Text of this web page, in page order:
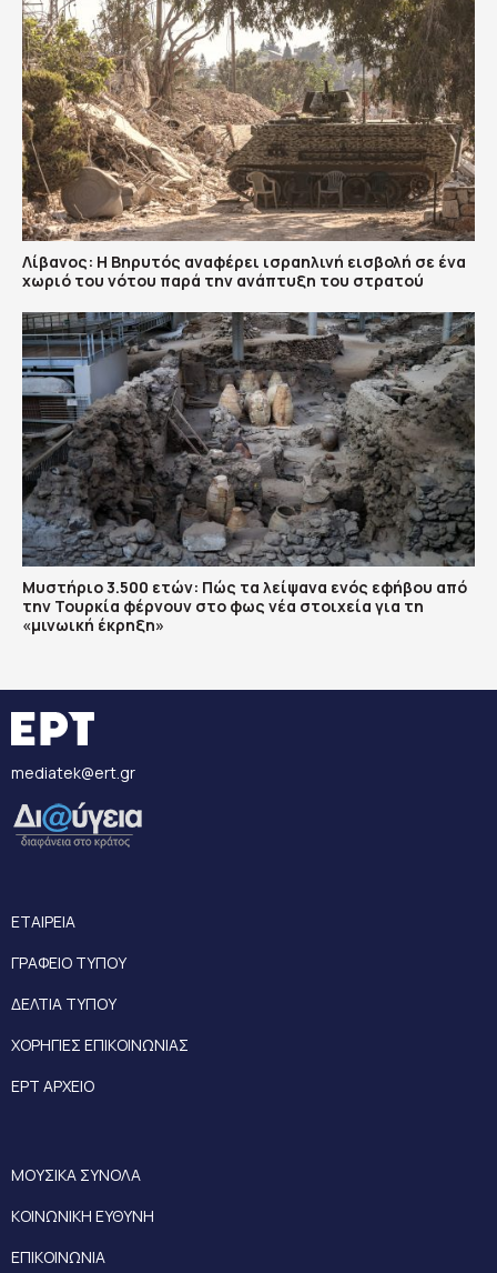
Λίβανος: Η Βηρυτός αναφέρει ισραηλινή εισβολή σε ένα
χωριό του νότου παρά την ανάπτυξη του στρατού
Μυστήριο 3.500 ετών: Πώς τα λείψανα ενός εφήβου από
την Τουρκία φέρνουν στο φως νέα στοιχεία για τη
«μινωική έκρηξη»
mediatek@ert.gr
ΕΤΑΙΡΕΙΑ
ΓΡΑΦΕΙΟ ΤΥΠΟΥ
ΔΕΛΤΙΑ ΤΥΠΟΥ
ΧΟΡΗΓΙΕΣ ΕΠΙΚΟΙΝΩΝΙΑΣ
ΕΡΤ ΑΡΧΕΙΟ
ΜΟΥΣΙΚΑ ΣΥΝΟΛΑ
ΚΟΙΝΩΝΙΚΗ ΕΥΘΥΝΗ
ΕΠΙΚΟΙΝΩΝΙΑ